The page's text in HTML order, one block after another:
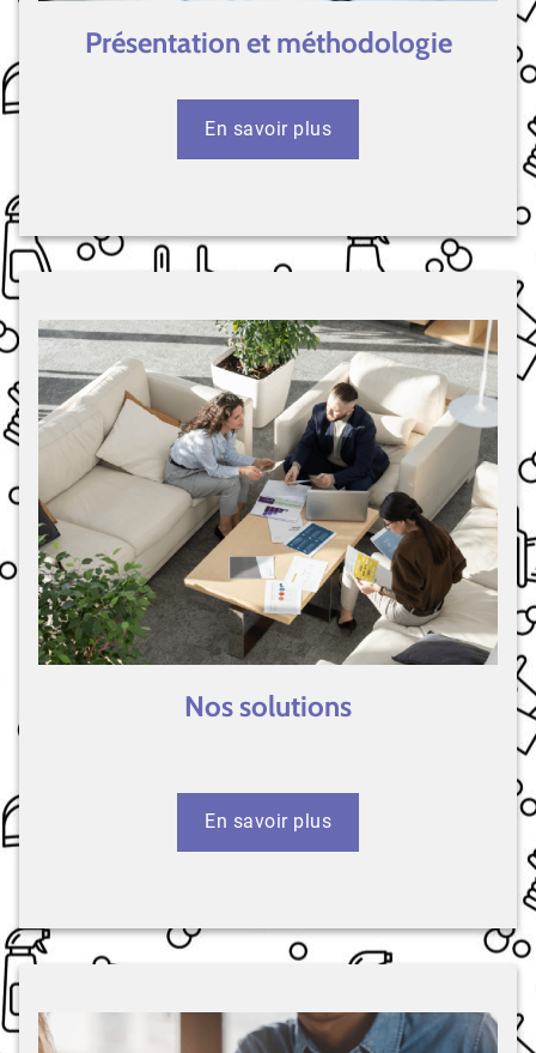
Présentation et méthodologie
En savoir plus
Nos solutions
En savoir plus